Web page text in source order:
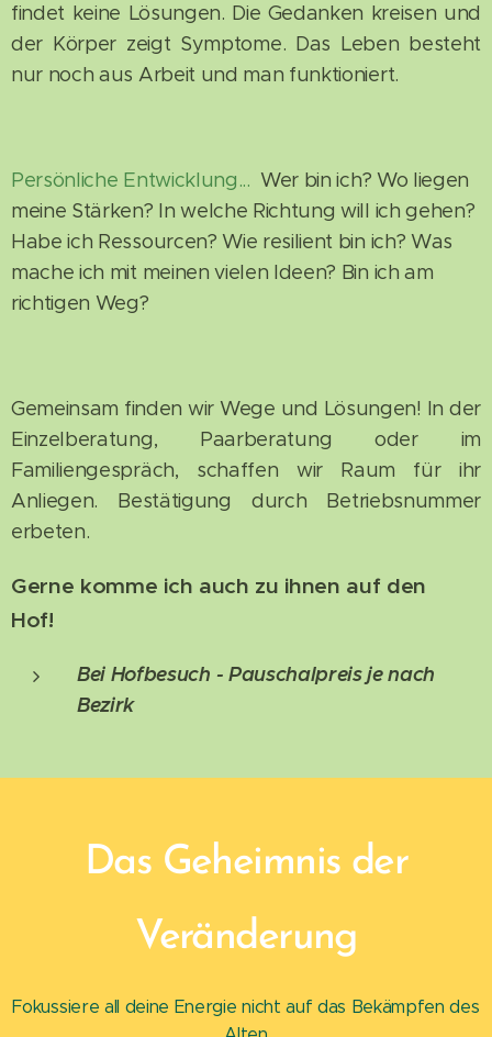
findet keine Lösungen. Die Gedanken kreisen und
der Körper zeigt Symptome. Das Leben besteht
nur noch aus Arbeit und man funktioniert.
Persönliche Entwicklung... Wer bin ich? Wo liegen
meine Stärken? In welche Richtung will ich gehen?
Habe ich Ressourcen? Wie resilient bin ich? Was
mache ich mit meinen vielen Ideen? Bin ich am
richtigen Weg?
Gemeinsam finden wir Wege und Lösungen! In der
Einzelberatung, Paarberatung oder im
Familiengespräch, schaffen wir Raum für ihr
Anliegen. Bestätigung durch Betriebsnummer
erbeten.
Gerne komme ich auch zu ihnen auf den
Hof!
Bei Hofbesuch - Pauschalpreis je nach
Bezirk
Das Geheimnis der
Veränderung
Fokussiere all deine Energie nicht auf das Bekämpfen des